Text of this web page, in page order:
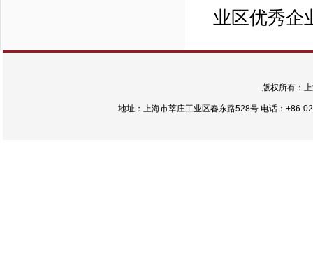
业区优秀企
版权所有：
地址：上海市莘庄工业区春东路528号 电话：+86-